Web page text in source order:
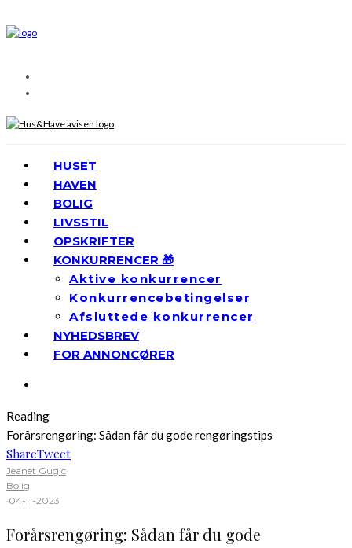
HUSET
HAVEN
BOLIG
LIVSSTIL
OPSKRIFTER
KONKURRENCER 🎁
Aktive konkurrencer
Konkurrencebetingelser
Afsluttede konkurrencer
NYHEDSBREV
FOR ANNONCØRER
Reading
Forårsrengøring: Sådan får du gode rengøringstips
ShareTweet
Jeanet Gugic·
Bolig
·04-11-2023
Forårsrengøring: Sådan får du gode